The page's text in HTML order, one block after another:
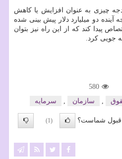
چیزی به عنوان افزایش یا کاهش
آینده دو میلیارد دلار پیش بینی شده
پیدا کند که از این راه نیز بتوان
جویی کرد.
580
سازمان سرمایه
قبول شماست؟
(1)